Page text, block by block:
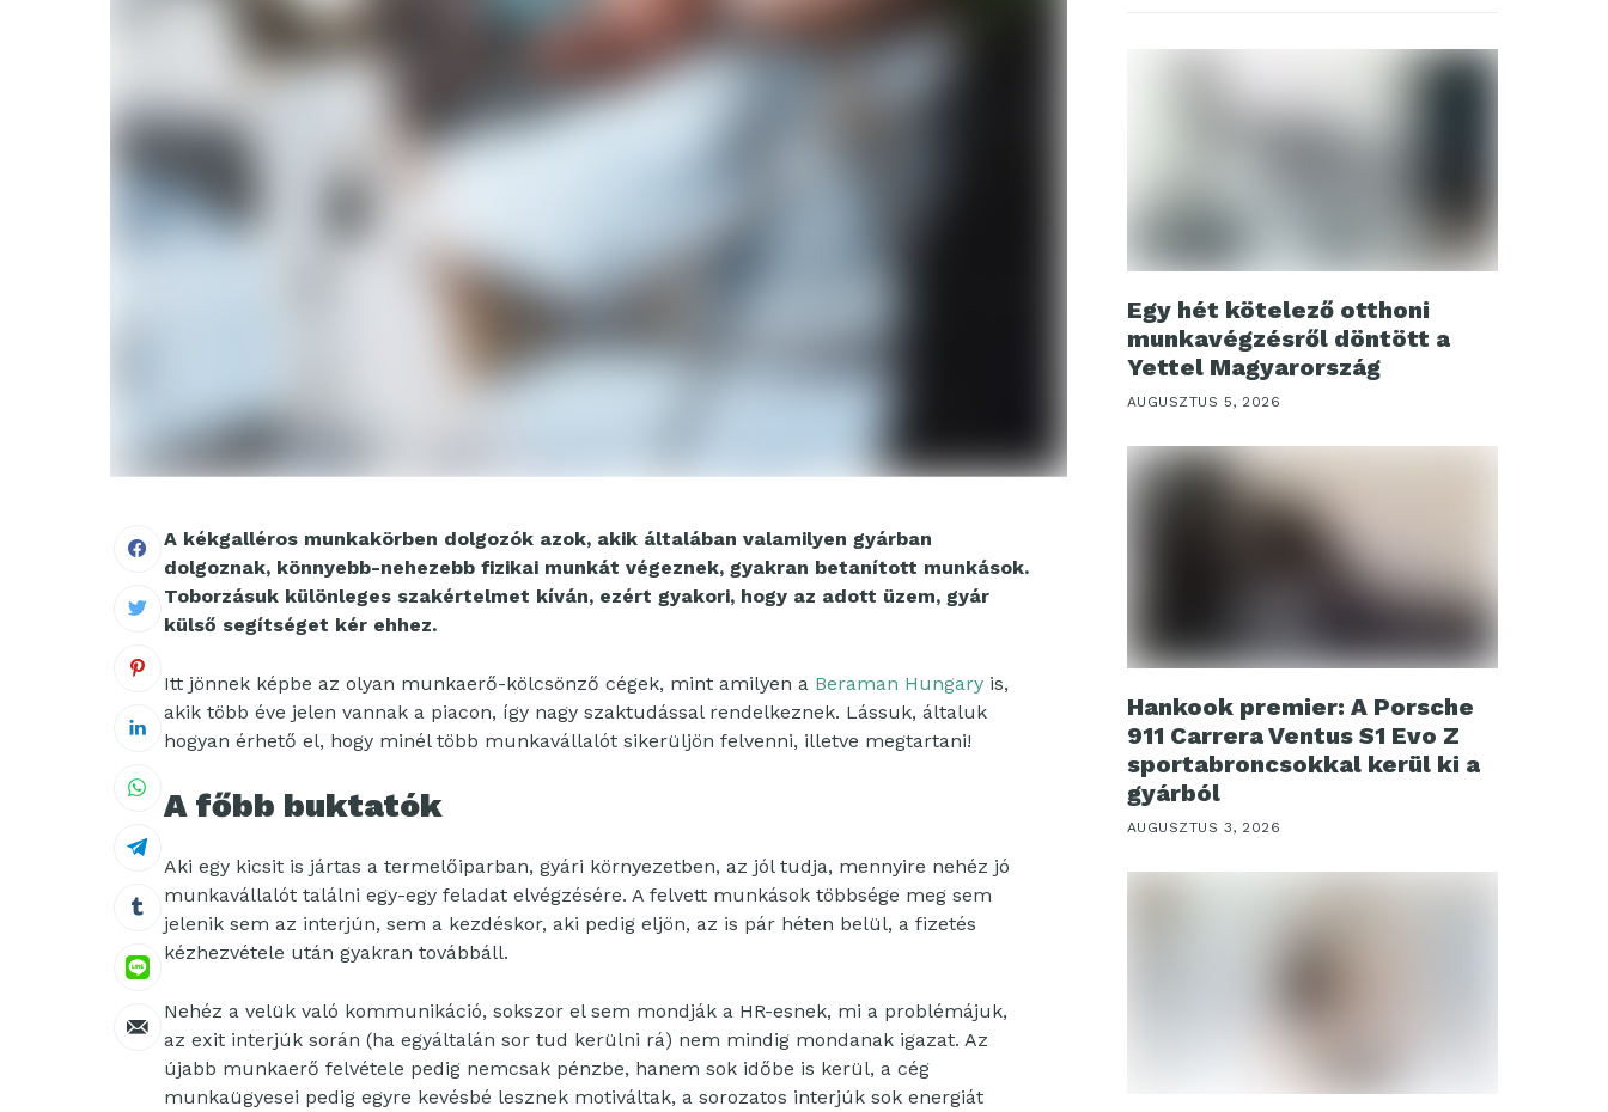
A kékgalléros munkakörben dolgozók azok, akik általában valamilyen gyárban
dolgoznak, könnyebb-nehezebb fizikai munkát végeznek, gyakran betanított munkások.
Toborzásuk különleges szakértelmet kíván, ezért gyakori, hogy az adott üzem, gyár
külső segítséget kér ehhez.
Itt jönnek képbe az olyan munkaerő-kölcsönző cégek, mint amilyen a Beraman Hungary is,
akik több éve jelen vannak a piacon, így nagy szaktudással rendelkeznek. Lássuk, általuk
hogyan érhető el, hogy minél több munkavállalót sikerüljön felvenni, illetve megtartani!
A főbb buktatók
Aki egy kicsit is jártas a termelőiparban, gyári környezetben, az jól tudja, mennyire nehéz jó
munkavállalót találni egy-egy feladat elvégzésére. A felvett munkások többsége meg sem
jelenik sem az interjún, sem a kezdéskor, aki pedig eljön, az is pár héten belül, a fizetés
kézhezvétele után gyakran továbbáll.
Nehéz a velük való kommunikáció, sokszor el sem mondják a HR-esnek, mi a problémájuk,
az exit interjúk során (ha egyáltalán sor tud kerülni rá) nem mindig mondanak igazat. Az
újabb munkaerő felvétele pedig nemcsak pénzbe, hanem sok időbe is kerül, a cég
munkaügyesei pedig egyre kevésbé lesznek motiváltak, a sorozatos interjúk sok energiát
Egy hét kötelező otthoni
munkavégzésről döntött a
Yettel Magyarország
AUGUSZTUS 5, 2026
Hankook premier: A Porsche
911 Carrera Ventus S1 Evo Z
sportabroncsokkal kerül ki a
gyárból
AUGUSZTUS 3, 2026